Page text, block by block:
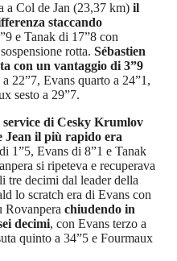
a Col de Jan (23,37 km) il
staccando
e Tanak di 17”8 con
rotta. Sébastien
con un vantaggio di 3”9
22”7, Evans quarto a 24”1,
sesto a 29”7.
di Cesky Krumlov
Jean il più rapido era
1”5, Evans di 8”1 e Tanak
si ripeteva e recuperava
tre decimi dal leader della
lo scratch era di Evans con
Rovanpera chiudendo in
decimi, con Evans terzo a
quinto a 34”5 e Fourmaux